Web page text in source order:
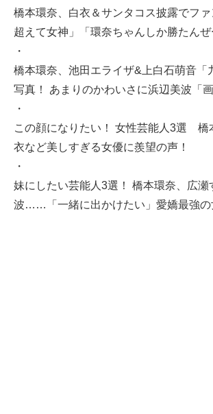
橋本環奈、白衣＆サンタコス披露でフ
超えて女神」「環奈ちゃんしか勝たんぜ
・
橋本環奈、池田エライザ&上白石萌音「
写真！ あまりのかわいさに浜辺美波「画
・
この顔になりたい！ 女性芸能人3選 橋
衣など美しすぎる女優に羨望の声！
・
妹にしたい芸能人3選！ 橋本環奈、広瀬
波……「一緒に出かけたい」愛嬌最強の